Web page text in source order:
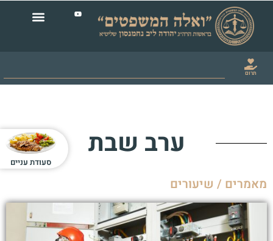
תרום
ערב שבת
מאמרים / שיעורים
סעודת עניים